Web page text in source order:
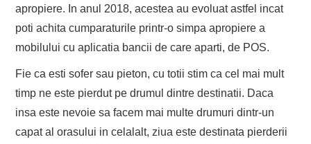
apropiere. In anul 2018, acestea au evoluat astfel incat
poti achita cumparaturile printr-o simpa apropiere a
mobilului cu aplicatia bancii de care aparti, de POS.
Fie ca esti sofer sau pieton, cu totii stim ca cel mai mult
timp ne este pierdut pe drumul dintre destinatii. Daca
insa este nevoie sa facem mai multe drumuri dintr-un
capat al orasului in celalalt, ziua este destinata pierderii